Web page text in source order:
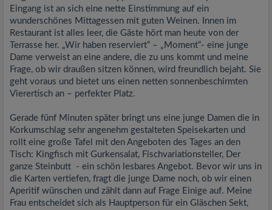
Eingang ist an sich eine nette Einstimmung auf ein
wunderschönes Mittagessen mit guten Weinen. Innen im
Restaurant ist alles leer, die Gäste hört man heute von der
Terrasse her. „Wir haben reserviert“ – „Moment“- eine junge
Dame verweist an eine andere, die zu uns kommt und meine
Frage, ob wir draußen sitzen können, wird freundlich bejaht. Sie
geht voraus und bietet uns einen netten sonnenbeschirmten
Vierertisch an – perfekter Platz.
Gerade fünf Minuten später bringt uns eine junge Damen die in
Korkumschlag sehr angenehm gestalteten Speisekarten und
rollt eine große Tafel mit den Angeboten des Tages an den
Tisch: Kingfisch mit Gurkensalat, Fischvariationsteller, Der
ganze Steinbutt - ein schön lesbares Angebot. Bevor wir uns in
die Karten vertiefen, fragt die junge Dame noch, ob wir einen
Aperitif wünschen und zählt dann auf Frage Einige auf. Meine
Frau entscheidet sich als Hauptperson für ein Gläschen Sekt,